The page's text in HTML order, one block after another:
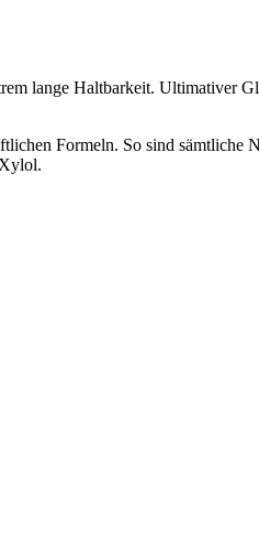
lange Haltbarkeit. Ultimativer
Formeln. So sind sämtliche